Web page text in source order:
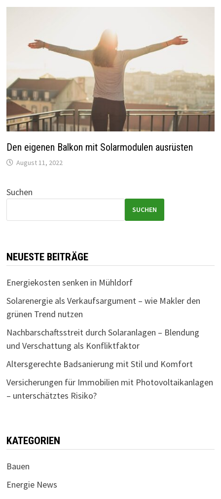
Den eigenen Balkon mit Solarmodulen ausrüsten
August 11, 2022
Suchen
SUCHEN
NEUESTE BEITRÄGE
Energiekosten senken in Mühldorf
Solarenergie als Verkaufsargument – wie Makler den
grünen Trend nutzen
Nachbarschaftsstreit durch Solaranlagen – Blendung
und Verschattung als Konfliktfaktor
Altersgerechte Badsanierung mit Stil und Komfort
Versicherungen für Immobilien mit Photovoltaikanlagen
– unterschätztes Risiko?
KATEGORIEN
Bauen
Energie News